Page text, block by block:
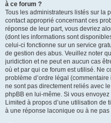
à ce forum ?
Tous les administrateurs listés sur la
contact approprié concernant ces
réponse de leur part, vous devriez
(dont les informations sont
celui-ci fonctionne sur un service
de gestion des abus. Veuillez noter
juridiction et ne peut en aucun cas
où et par qui ce forum est utilisé. Ne
problème d’ordre légal
ne sont pas directement reliés avec
phpBB en lui-même. Si vous
Limited à propos d’une utilisation de
à une réponse laconique ou à ne